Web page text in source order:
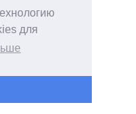
для